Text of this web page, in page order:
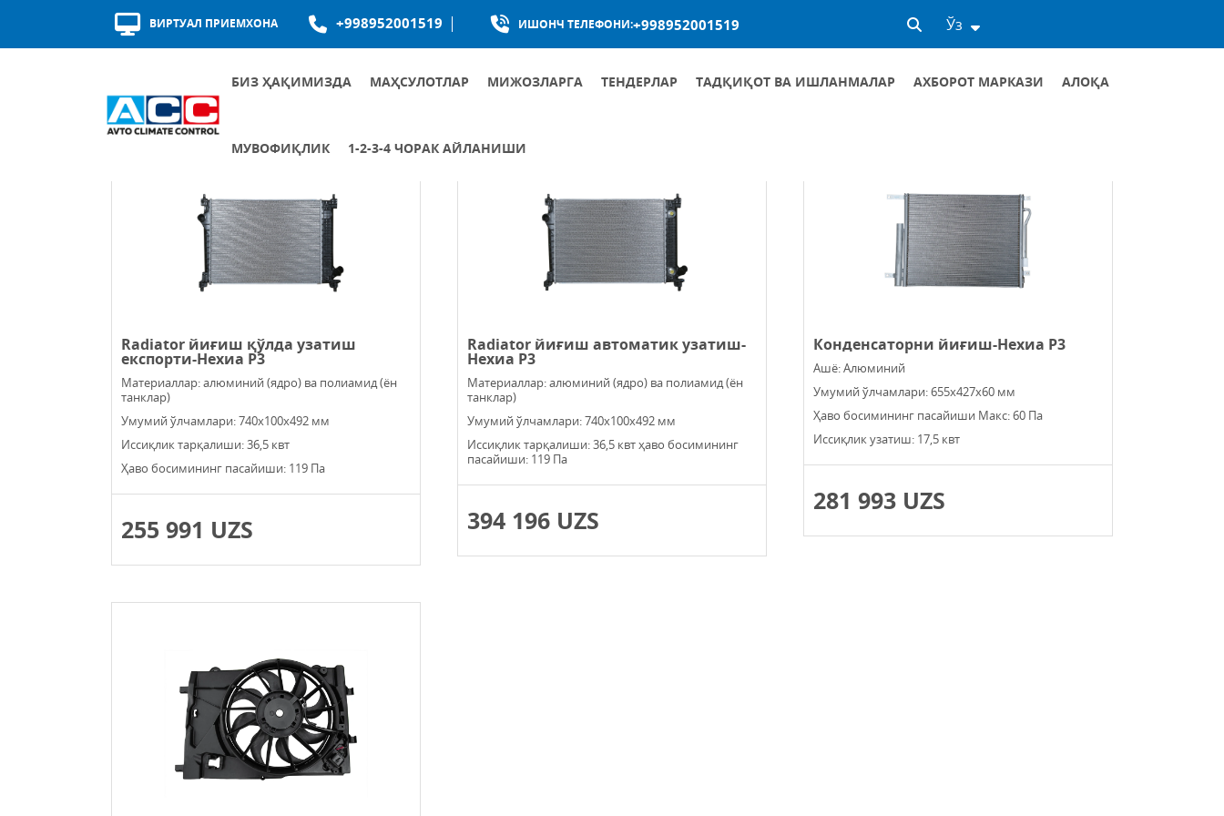
ВИРТУАЛ ПРИЕМХОНА +998952001519 ИШОНЧ ТЕЛЕФОНИ:+998952001519 Ўз
БИЗ ҲАҚИМИЗДА МАҲСУЛОТЛАР МИЖОЗЛАРГА ТЕНДЕРЛАР ТАДҚИҚОТ ВА ИШЛАНМАЛАР АХБОРОТ МАРКАЗИ АЛОҚА
МУВОФИҚЛИК 1-2-3-4 ЧОРАК АЙЛАНИШИ
Radiator йиғиш қўлда узатиш
експорти-Нехиа Р3
Материаллар: алюминий (ядро) ва полиамид (ён
танклар)
Умумий ўлчамлари: 740х100х492 мм
Иссиқлик тарқалиши: 36,5 квт
Ҳаво босимининг пасайиши: 119 Па
255 991 UZS
Radiator йиғиш автоматик узатиш-
Нехиа Р3
Материаллар: алюминий (ядро) ва полиамид (ён
танклар)
Умумий ўлчамлари: 740х100х492 мм
Иссиқлик тарқалиши: 36,5 квт ҳаво босимининг
пасайиши: 119 Па
394 196 UZS
Конденсаторни йиғиш-Нехиа Р3
Ашё: Алюминий
Умумий ўлчамлари: 655х427х60 мм
Ҳаво босимининг пасайиши Макс: 60 Па
Иссиқлик узатиш: 17,5 квт
281 993 UZS